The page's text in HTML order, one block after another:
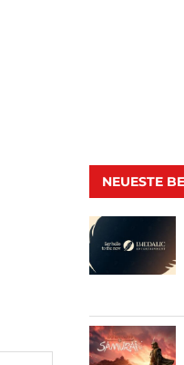
NEUESTE